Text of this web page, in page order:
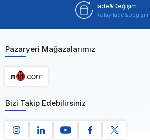
İade&Değişim
Kolay İade&Değişim
Pazaryeri Mağazalarımız
Bizi Takip Edebilirsiniz